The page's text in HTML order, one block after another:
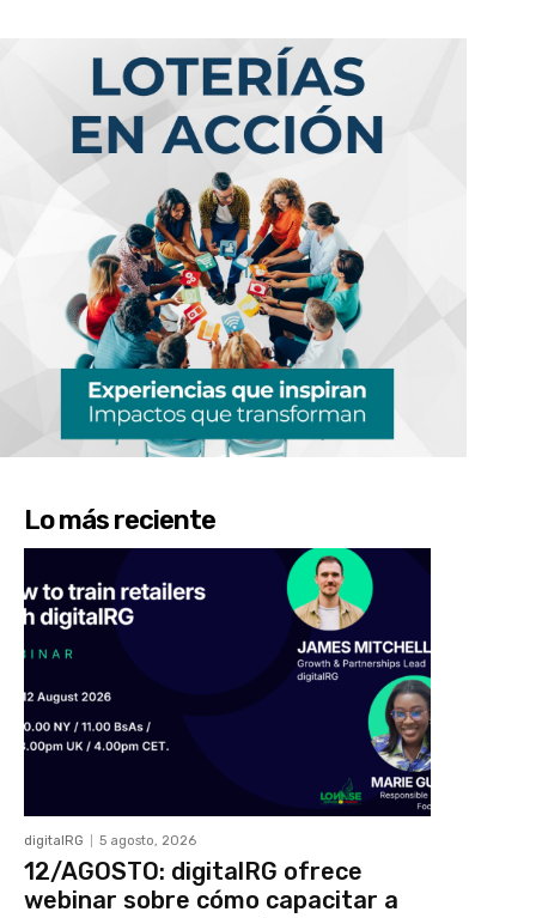
Lo más reciente
digitalRG 5 agosto, 2026
12/AGOSTO: digitalRG ofrece
webinar sobre cómo capacitar a